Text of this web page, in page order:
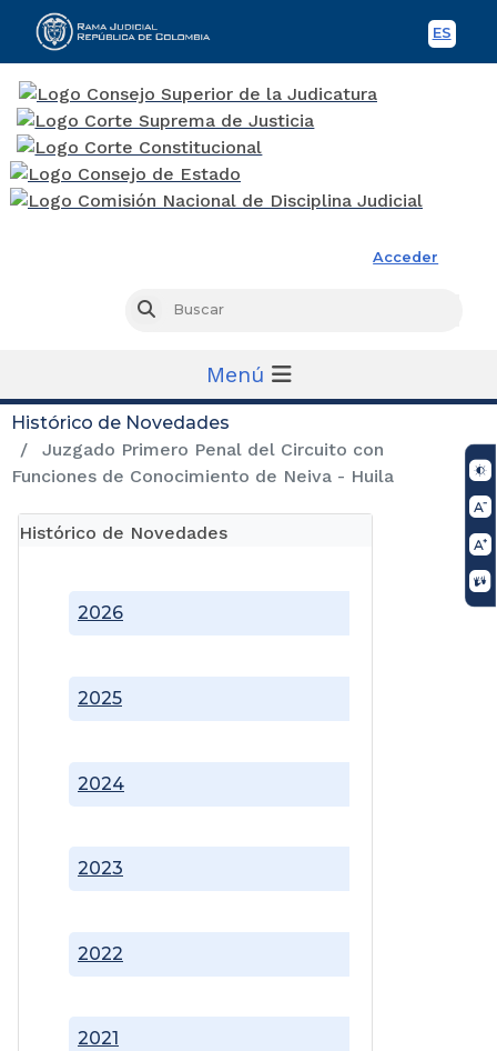
ES
Acceder
Buscar
Menú
Histórico de Novedades
Juzgado Primero Penal del Circuito con
Funciones de Conocimiento de Neiva - Huila
Histórico de Novedades
2021
2022
2023
2024
2025
2026